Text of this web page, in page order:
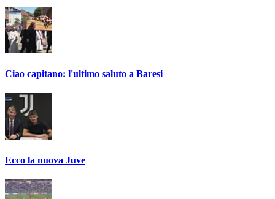
Ciao capitano: l'ultimo saluto a Baresi
Ecco la nuova Juve